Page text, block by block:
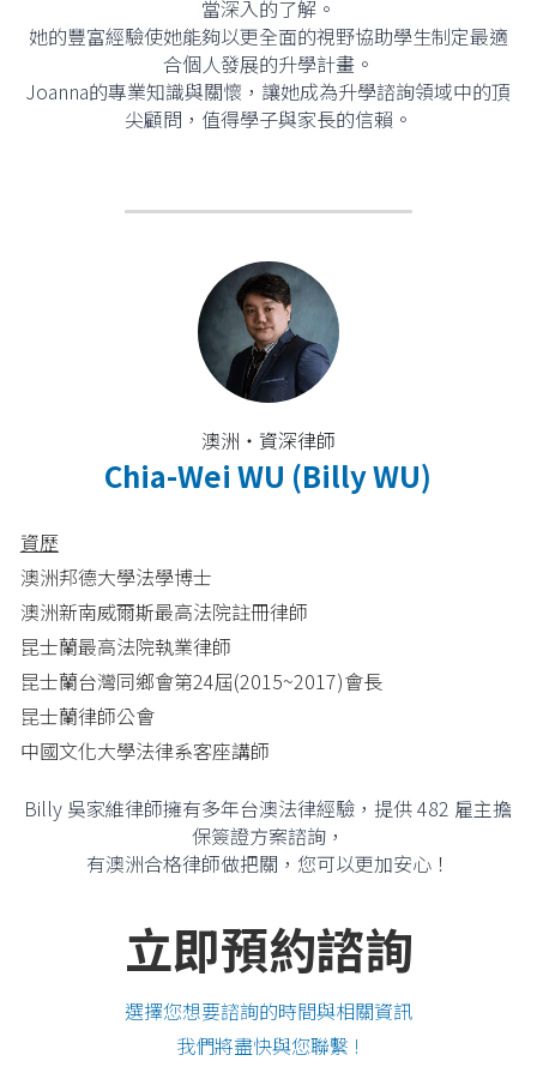
當深入的了解。
她的豐富經驗使她能夠以更全面的視野協助學生制定最適
合個人發展的升學計畫。
Joanna的專業知識與關懷，讓她成為升學諮詢領域中的頂
尖顧問，值得學子與家長的信賴。
澳洲・資深律師
Chia-Wei WU (Billy WU)
資歷
澳洲邦德大學法學博士
澳洲新南威爾斯最高法院註冊律師
昆士蘭最高法院執業律師
昆士蘭台灣同鄉會第24屆(2015~2017)會長
昆士蘭律師公會
中國文化大學法律系客座講師
Billy 吳家維律師擁有多年台澳法律經驗，提供 482 雇主擔
保簽證方案諮詢，
有澳洲合格律師做把關，您可以更加安心！
立即預約諮詢
選擇您想要諮詢的時間與相關資訊
我們將盡快與您聯繫 !